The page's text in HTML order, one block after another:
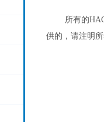
所有的
供的，请注明